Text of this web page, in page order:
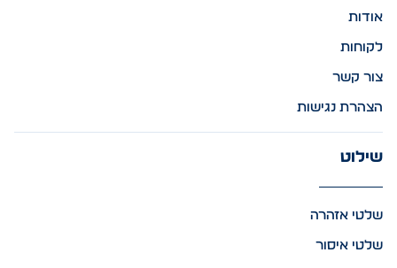
אודות
לקוחות
צור קשר
הצהרת נגישות
שילוט
שלטי אזהרה
שלטי איסור